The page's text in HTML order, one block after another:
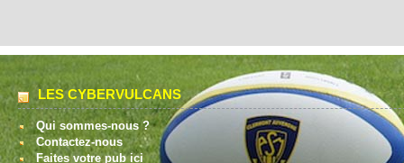
LES CYBERVULCANS
Qui sommes-nous ?
Contactez-nous
Faites votre pub ici